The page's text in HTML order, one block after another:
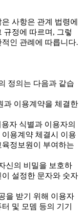
사항은 관계 법령에
규정에 따르며, 그렇
인 관례에 따릅니다.
정의는 다음과 같습
이용계약을 체결한
자 식별과 이용자의
용계약 체결시 이용
정보원이 부여하는
신의 비밀을 보호하
설정한 문자와 숫자
을 받기 위해 이용자
및 모뎀 등의 기기